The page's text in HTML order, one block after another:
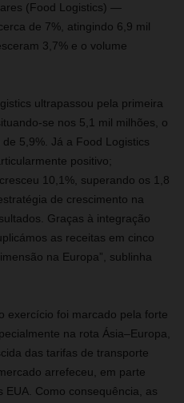
(Food Logistics) —
de 7%, atingindo 6,9 mil
3,7% e o volume
ultrapassou pela primeira
nos 5,1 mil milhões, o
5,9%. Já a Food Logistics
positivo;
10,1%, superando os 1,8
de crescimento na
Graças à integração
as receitas em cinco
na Europa”, sublinha
exercício foi marcado pela forte
na rota Ásia–Europa,
das tarifas de transporte
arrefeceu, em parte
EUA. Como consequência, as